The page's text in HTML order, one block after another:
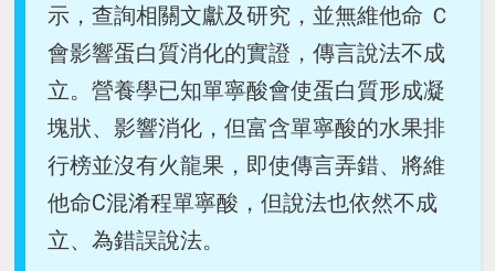
示，查詢相關文獻及研究，並無維他命 Ｃ
會影響蛋白質消化的實證，傳言說法不成
立。營養學已知單寧酸會使蛋白質形成凝
塊狀、影響消化，但富含單寧酸的水果排
行榜並沒有火龍果，即使傳言弄錯、將維
他命C混淆程單寧酸，但說法也依然不成
立、為錯誤說法。